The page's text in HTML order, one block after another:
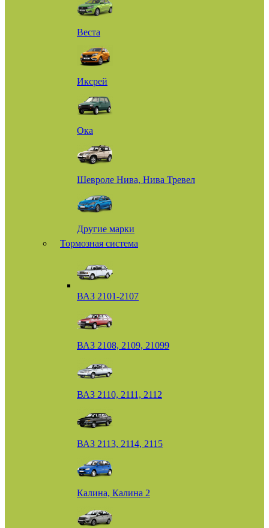
Веста
Иксрей
Ока
Шевроле Нива, Нива Тревел
Другие марки
Тормозная система
ВАЗ 2101-2107
ВАЗ 2108, 2109, 21099
ВАЗ 2110, 2111, 2112
ВАЗ 2113, 2114, 2115
Калина, Калина 2